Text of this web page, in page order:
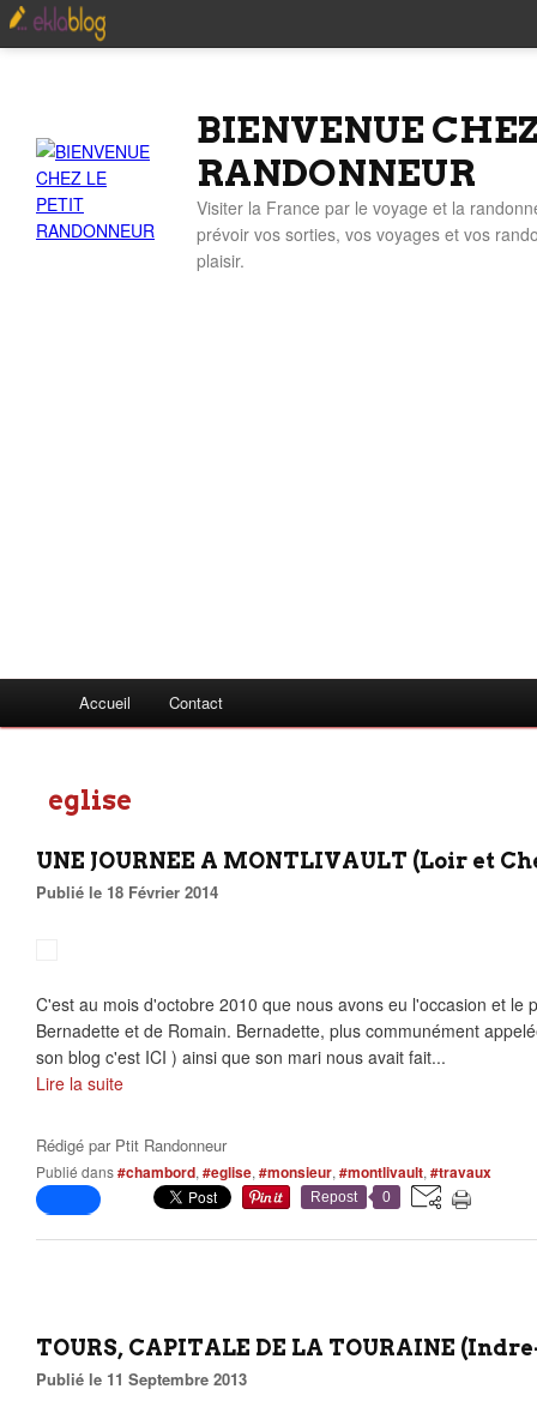
BIENVENUE
RANDONNEUR
Visiter la France par le voyage et la
prévoir vos sorties, vos voyages et vos
plaisir.
Accueil Contact
eglise
UNE JOURNEE A MONTLIVAULT (Loir et
Publié le 18 Février 2014
C'est au mois d'octobre 2010 que nous avons eu l'occasion et le
Bernadette et de Romain. Bernadette, plus communément
son blog c'est ICI ) ainsi que son mari nous avait fait...
Lire la suite
Rédigé par Ptit Randonneur
Publié dans#chambord, #eglise, #monsieur, #montlivault, #travaux
Repost 0
TOURS, CAPITALE DE LA TOURAINE
Publié le 11 Septembre 2013